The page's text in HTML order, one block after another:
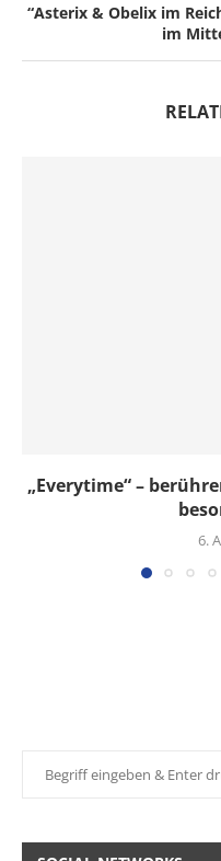
“Asterix & Obelix im
im
„Everytime“ –
6.